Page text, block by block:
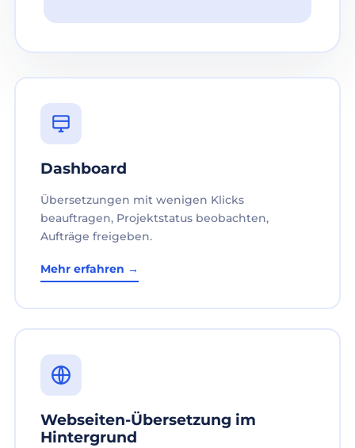
Dashboard
Übersetzungen mit wenigen Klicks
beauftragen, Projektstatus beobachten,
Aufträge freigeben.
Mehr erfahren →
Webseiten-Übersetzung im
Hintergrund